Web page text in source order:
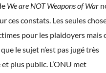
We are NOT Weapons of War
ces constats. Les seules
pour les plaidoyers mais
le sujet n’est pas jugé très
plus public. L’ONU met